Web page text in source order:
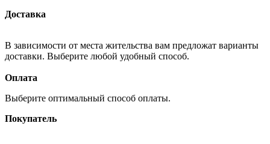
Доставка
В зависимости от места жительства вам предложат варианты
доставки. Выберите любой удобный способ.
Оплата
Выберите оптимальный способ оплаты.
Покупатель